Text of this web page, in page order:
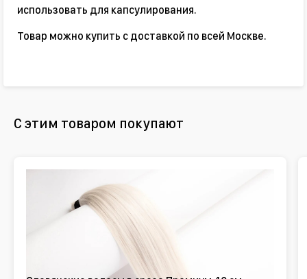
использовать для капсулирования.
Товар можно купить с доставкой по всей Москве.
С этим товаром покупают